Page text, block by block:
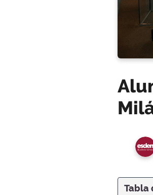
Tabla